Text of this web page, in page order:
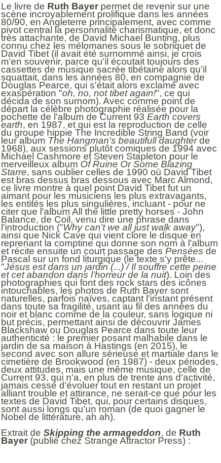
Le livre de Ruth Bayer permet de revenir sur une
scène incroyablement prolifique dans les années
80/90, en Angleterre principalement, avec comme
pivot central la personnalité charismatique, et donc
très attachante, de David Michael Bunting, plus
connu chez les mélomanes sous le sobriquet de
David Tibet (il avait été surnommé ainsi, je crois
m'en souvenir, parce qu'il écoutait toujours des
cassettes de musique sacrée tibétaine alors qu'il
squattait, dans les années 80, en compagnie de
Douglas Pearce, qui s'était alors exclamé avec
exaspération "oh, no, not tibet again!", ce qui
décida de son surnom). Avec comme point de
départ la célèbre photographie réalisée pour la
pochette de l'album de Current 93 Earth covers
earth, en 1987, et qui est la reproduction de celle
du groupe hippie The Incredible String Band (voir
leur album The Hangman's beautifull daughterde
1968), aux sessions plutôt comiques de 1994 avec
Michael Cashmore et Steven Stapleton pour le
merveilleux album Of Ruine Or Some Blazing
Starre, sans oublier celles de 1990 où David Tibet
est bras dessus bras dessous avec Marc Almond,
ce livre montre à quel point David Tibet fut un
aimant pour les musiciens les plus extravagants,
les entités les plus singulières, incluant - pour ne
citer que l'album All the little pretty horses - John
Balance, de Coil, venu dire une phrase dans
l'introduction ("Why can't we all just walk away"),
ainsi que Nick Cave qui vient clore le disque en
reprenant la comptine qui donne son nom à l'album
et récite ensuite un court passage des Pensées de
Pascal sur un fond liturgique (le texte s'y prête...
"Jésus est dans un jardin (...) / Il souffre cette peine
et cet abandon dans l’horreur de la nuit). Loin des
photographies qui font des rock stars des icônes
intouchables, les photos de Ruth Bayer sont
naturelles, parfois naïves, captant l'instant présent
dans toute sa fragilité, usant au fil des années du
noir et blanc comme de la couleur, sans logique ni
but précis, permettant ainsi de découvrir James
Blackshaw ou Douglas Pearce dans toute leur
authenticité : le premier posant malhabile dans le
jardin de sa maison à Hastings (en 2015), le
second avec son allure sérieuse et martiale dans le
cimetière de Brookwood (en 1987) - deux périodes,
deux attitudes, mais une même musique, celle de
Current 93, qui n'a, en plus de trente ans d'activité,
jamais cessé d'évoluer tout en restant un projet
alliant trouble et attirance, ne serait-ce que pour les
textes de David Tibet, qui, pour certains disques,
sont aussi longs qu'un roman (de quoi gagner le
Nobel de littérature, ah ah).
Extrait de Skipping the armageddon, de Ruth
Bayer (publié chez Strange Attractor Press) :